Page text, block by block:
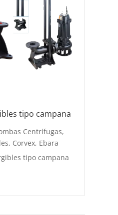
tipo campana
Centrífugas,
, Corvex, Ebara
tipo campana